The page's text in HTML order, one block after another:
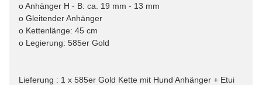
o Anhänger H - B: ca. 19 mm - 13 mm
o Gleitender Anhänger
o Kettenlänge: 45 cm
o Legierung: 585er Gold
Lieferung : 1 x 585er Gold Kette mit Hund Anhänger + Etui